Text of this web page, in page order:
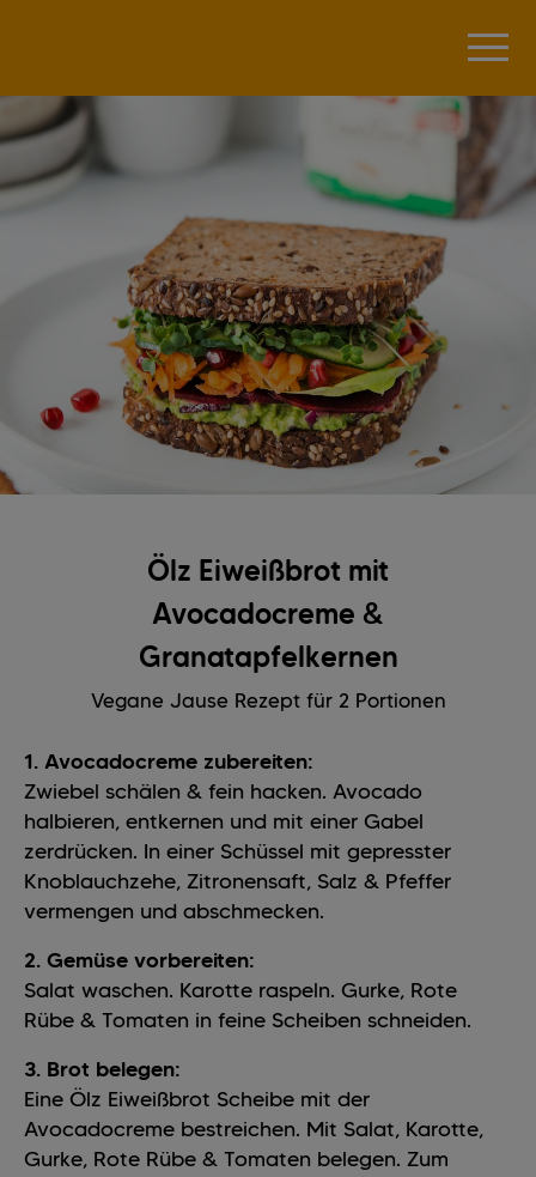
Ölz Eiweißbrot mit
Avocadocreme &
Granatapfelkernen
Vegane Jause Rezept für 2 Portionen
1. Avocadocreme zubereiten:
Zwiebel schälen & fein hacken. Avocado
halbieren, entkernen und mit einer Gabel
zerdrücken. In einer Schüssel mit gepresster
Knoblauchzehe, Zitronensaft, Salz & Pfeffer
vermengen und abschmecken.
2. Gemüse vorbereiten:
Salat waschen. Karotte raspeln. Gurke, Rote
Rübe & Tomaten in feine Scheiben schneiden.
3. Brot belegen:
Eine Ölz Eiweißbrot Scheibe mit der
Avocadocreme bestreichen. Mit Salat, Karotte,
Gurke, Rote Rübe & Tomaten belegen. Zum